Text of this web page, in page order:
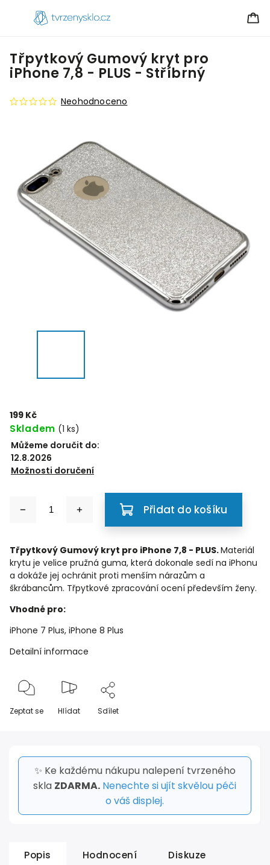
Třpytkový Gumový kryt pro
iPhone 7,8 - PLUS - Stříbrný
Neohodnoceno
199 Kč
Skladem (1 ks)
Můžeme doručit do:
12.8.2026
Možnosti doručení
Přidat do košíku
Třpytkový Gumový kryt pro iPhone 7,8 - PLUS.Materiál
krytu je velice pružná guma, která dokonale sedí na iPhonu
a dokáže jej ochránit proti menším nárazům a
škrábancům. Třpytkové zpracování ocení především ženy.
Vhodné pro:
iPhone 7 Plus, iPhone 8 Plus
Detailní informace
Zeptat se Hlídat Sdílet
✨ Ke každému nákupu nalepení tvrzeného
skla ZDARMA. Nenechte si ujít skvělou péči
o váš displej.
Popis Hodnocení Diskuze